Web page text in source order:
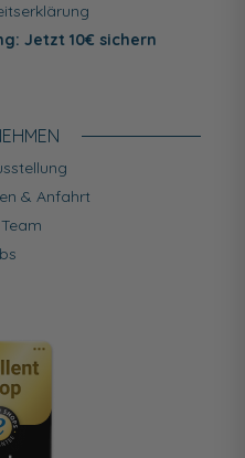
Jetzt 10€ sichern
& Anfahrt